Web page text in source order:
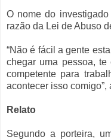
O nome do
razão da Lei de Abuso
“Não é fácil a gente
chegar uma pessoa, te
competente para
acontecer isso comigo”,
Relato
Segundo a porteira,